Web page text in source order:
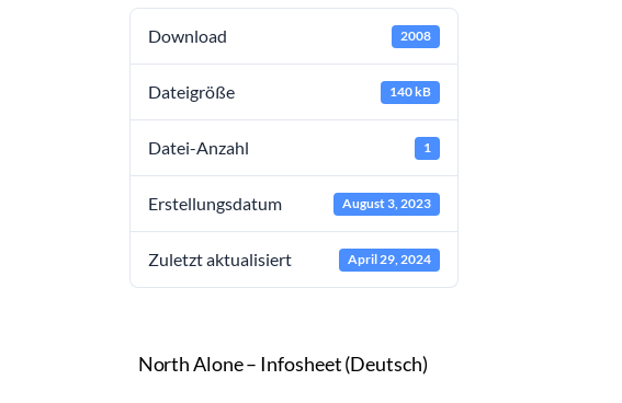
Download 2008
Dateigröße 140 kB
Datei-Anzahl 1
Erstellungsdatum August 3, 2023
Zuletzt aktualisiert April 29, 2024
North Alone – Infosheet (Deutsch)